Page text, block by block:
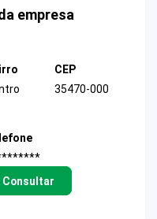
empresa
CEP
35470-000
Consultar